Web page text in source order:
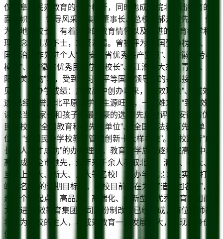
仅是阜阳民办教育的一个标杆，同时也成为皖北基础教育的一
面旗帜! 领导风采：集团董事长、总校长郝云波先生，作
为当地名校长，有着深挚的教育情怀以及先进的教育教学和管
理理念，礼贤下士，求贤若渴。曾被评为“全国勤廉榜样”、“全
国综治工作先进个人”、“安徽省优秀共产党员”、“安徽省劳动
模范”、“安徽省优秀民办学校校长”、“江淮十大杰出青年”、“阜
阳最美人物”等，受到过习近平等国家领导人的亲切接
见。 办学成绩：成效高中创办以来，“成效现象”、“成效奇
迹”已经享誉淮北平原，学校生源旺盛，一位难求，“到成效就
读”是当地家长和孩子们最自豪的选择!先后被评为“安徽省优秀
民办校”、“全国教育科研先进单位”、“全国普法教育先进单
位”、“全国民办学校教育管理创新十大样本校”。学校践行“成
长成人成才成功”的办学理念，教育教学质量逐年提高。中、
高考成绩全市领先，近年来千余人考取北大、清华、科大、复
旦、上交大、浙大、人大等名校! 办学前景：在实现“打造
皖北名校”的近期目标后，学校目前正在为“铸造全国名牌”，创
建一个高起点、高品质、高端化、创新型的优秀教育集团而努
力奋进!成效教育集团公司股份制改革已经完成，每位教师都
将成为学校的主人，与成效教育一起发展壮大，实现自身价
值!